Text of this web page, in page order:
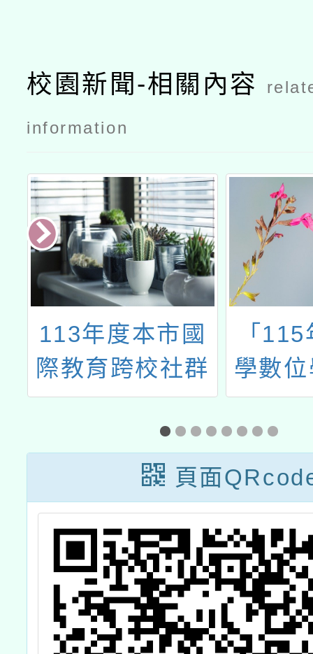
校園新聞-相關內容
information
113年度本市國
際教育跨校社群
招募暨第一次研
習工作坊
「
學數
計畫-
範
頁面